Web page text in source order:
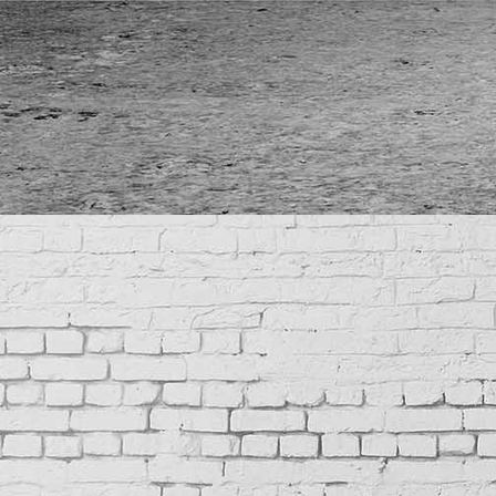
IMG_6998